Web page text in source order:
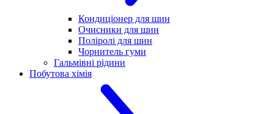
Кондиціонер для шин
Очисники для шин
Поліролі для шин
Чорнитель гуми
Гальмівні рідини
Побутова хімія